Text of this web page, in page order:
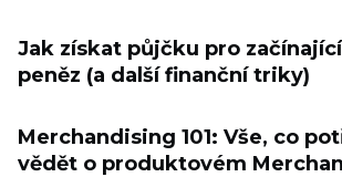
Jak získat půjčku pro
peněz (a další finanční triky)
Merchandising 101: Vše, co
vědět o produktovém